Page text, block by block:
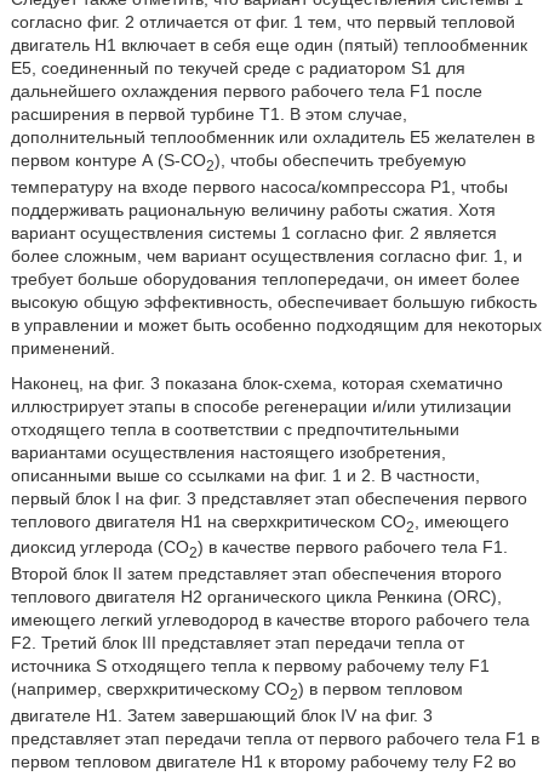
согласно фиг. 2 отличается от фиг. 1 тем, что первый тепловой
двигатель Н1 включает в себя еще один (пятый) теплообменник
Е5, соединенный по текучей среде с радиатором S1 для
дальнейшего охлаждения первого рабочего тела F1 после
расширения в первой турбине T1. В этом случае,
дополнительный теплообменник или охладитель Е5 желателен в
первом контуре А (S-CO2), чтобы обеспечить требуемую
температуру на входе первого насоса/компрессора P1, чтобы
поддерживать рациональную величину работы сжатия. Хотя
вариант осуществления системы 1 согласно фиг. 2 является
более сложным, чем вариант осуществления согласно фиг. 1, и
требует больше оборудования теплопередачи, он имеет более
высокую общую эффективность, обеспечивает большую гибкость
в управлении и может быть особенно подходящим для некоторых
применений.
Наконец, на фиг. 3 показана блок-схема, которая схематично
иллюстрирует этапы в способе регенерации и/или утилизации
отходящего тепла в соответствии с предпочтительными
вариантами осуществления настоящего изобретения,
описанными выше со ссылками на фиг. 1 и 2. В частности,
первый блок I на фиг. 3 представляет этап обеспечения первого
теплового двигателя Н1 на сверхкритическом CО2
, имеющего
диоксид углерода (CО2) в качестве первого рабочего тела F1.
Второй блок II затем представляет этап обеспечения второго
теплового двигателя Н2 органического цикла Ренкина (ORC),
имеющего легкий углеводород в качестве второго рабочего тела
F2. Третий блок III представляет этап передачи тепла от
источника S отходящего тепла к первому рабочему телу F1
(например, сверхкритическому CO2) в первом тепловом
двигателе Н1. Затем завершающий блок IV на фиг. 3
представляет этап передачи тепла от первого рабочего тела F1 в
первом тепловом двигателе Н1 к второму рабочему телу F2 во